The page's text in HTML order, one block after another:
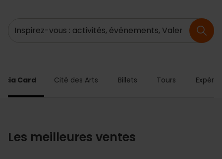
Recherche
Card Cité des Arts Billets Tours
Les meilleures ventes